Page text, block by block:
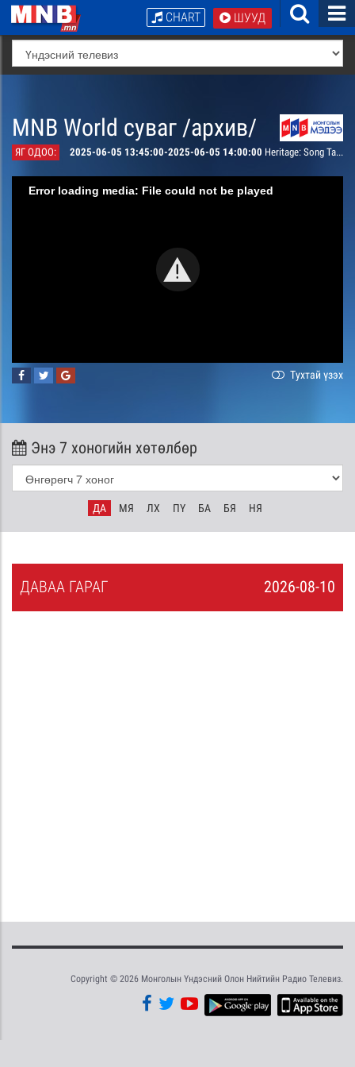
ШУУД
CHART
MNB World суваг /архив/
ЯГ ОДОО: 2025-06-05 13:45:00-2025-06-05 14:00:00 Heritage: Song Tailoring
Error loading media: File could not be played
Тухтай үзэх
Энэ 7 хоногийн хөтөлбөр
ДА МЯ ЛХ ПҮ БА БЯ НЯ
2026-08-10
ДАВАА ГАРАГ
Copyright © 2026 Монголын Үндэсний Олон Нийтийн Радио Телевиз.